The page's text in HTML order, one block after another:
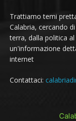
Trattiamo temi
Calabria, cercando
terra, dalla politica
un'informazione
internet
Contattaci: